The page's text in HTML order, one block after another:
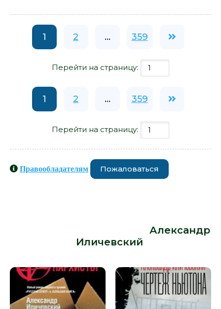
1 2 ... 359
Перейти на страницу:
1 2 ... 359
Перейти на страницу:
Правообладателям Пожаловаться
Александр
Иличевский